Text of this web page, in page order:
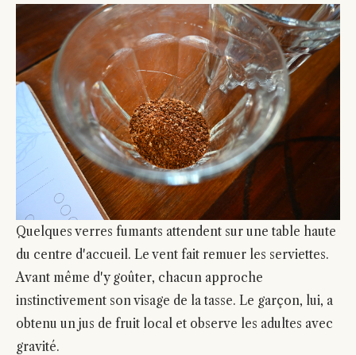
Quelques verres fumants attendent sur une table haute
du centre d'accueil. Le vent fait remuer les serviettes.
Avant même d'y goûter, chacun approche
instinctivement son visage de la tasse. Le garçon, lui, a
obtenu un jus de fruit local et observe les adultes avec
gravité.